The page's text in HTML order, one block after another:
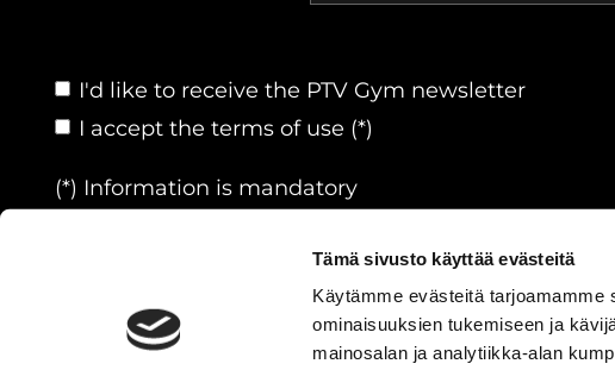
Tämä sivusto käyttää evästeitä
Käytämme evästeitä tarjoamamme
ominaisuuksien tukemiseen ja
mainosalan ja analytiikka-alan
I'd like to receive the PTV Gym newsletter
I accept the terms of use (*)
(*) Information is mandatory
© PTVGYM|